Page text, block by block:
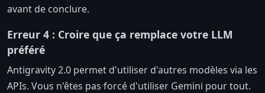
avant de conclure.
Erreur 4 : Croire que ça remplace votre LLM
préféré
Antigravity 2.0 permet d'utiliser d'autres modèles via les
APIs. Vous n'êtes pas forcé d'utiliser Gemini pour tout.